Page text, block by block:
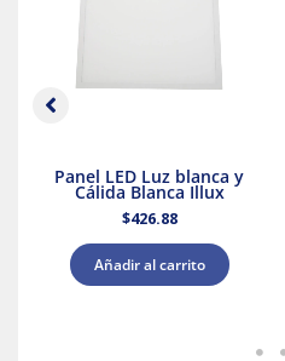
Panel LED Luz blanca y
Cálida Blanca Illux
$426.88
Añadir al carrito